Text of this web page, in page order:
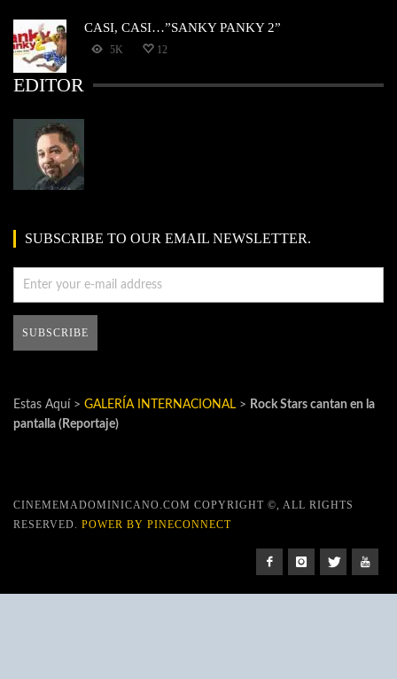
CASI, CASI…”SANKY PANKY 2”
5K 12
EDITOR
SUBSCRIBE TO OUR EMAIL NEWSLETTER.
Estas Aquí > GALERÍA INTERNACIONAL > Rock Stars cantan en la
pantalla (Reportaje)
CINEMEMADOMINICANO.COM COPYRIGHT ©, ALL RIGHTS
RESERVED. POWER BY PINECONNECT